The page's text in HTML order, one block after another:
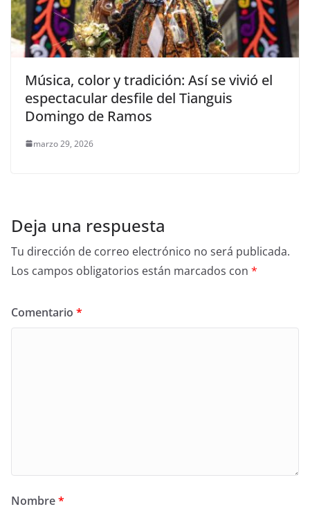
Música, color y tradición: Así se vivió el
espectacular desfile del Tianguis
Domingo de Ramos
marzo 29, 2026
Deja una respuesta
Tu dirección de correo electrónico no será publicada.
Los campos obligatorios están marcados con *
Comentario *
Nombre*